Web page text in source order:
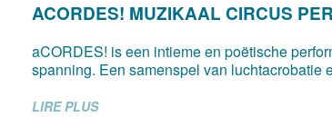
ACORDES! MUZIKAAL CIRCUS
aCORDES! is een intieme en poëtische
spanning. Een samenspel van luchtacrobatie
LIRE PLUS